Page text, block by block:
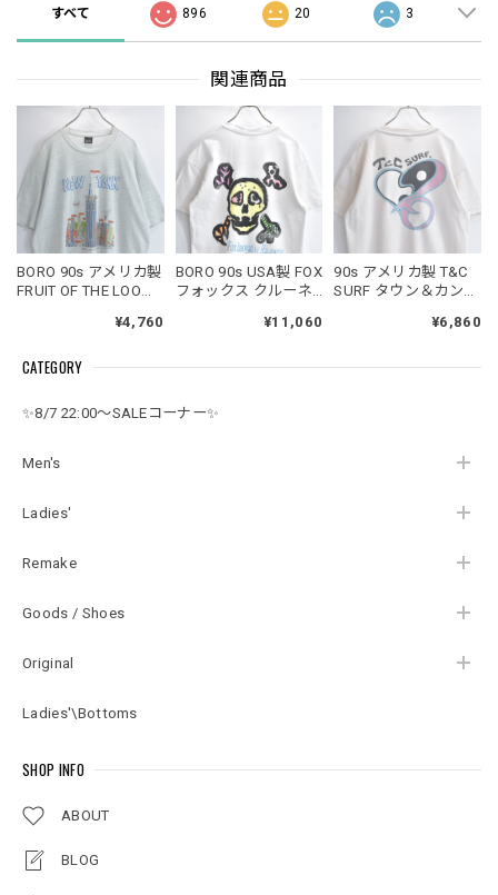
CATEGORY
✨8/7 22:00～SALEコーナー✨
Men's
Ladies'
Remake
Goods / Shoes
Original
Ladies'\Bottoms
SHOP INFO
ABOUT
BLOG
すべて 896 20 3
関連商品
BORO 90s アメリカ製
FRUIT OF THE LOOM
ム BEST Tシャツ 両面
ラスト ニューヨーク
ヴィンテージ ビンテ
ージ 古着 メンズ XL
¥4,760
BORO 90s USA製 FOX
フォックス クルーネ
インズボディ スカル
グランジ アート ダメ
USED ヴィンテージ
ビンテージ 古着 メン
¥11,060
90s アメリカ製 T&C
SURF タウン＆カント
ャツ クルーネック ブ
ハート バックプリン
¥6,860